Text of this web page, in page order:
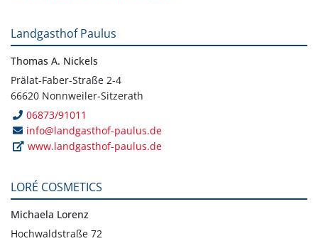
Landgasthof Paulus
Thomas A. Nickels
Prälat-Faber-Straße 2-4
66620 Nonnweiler-Sitzerath
06873/91011
info@landgasthof-paulus.de
www.landgasthof-paulus.de
LORÉ COSMETICS
Michaela Lorenz
Hochwaldstraße 72